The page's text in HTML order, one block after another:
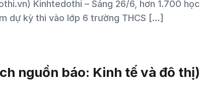
Kinhtedothi – Sáng 26/6, hơn 1.700 học
dự kỳ thi vào lớp 6 trường THCS […]
nguồn báo: Kinh tế và đô thị)